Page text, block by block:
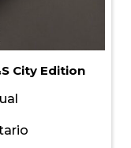
City Edition